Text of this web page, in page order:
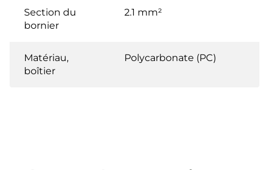
Section du
bornier
2.1 mm²
Matériau,
boîtier
Polycarbonate (PC)